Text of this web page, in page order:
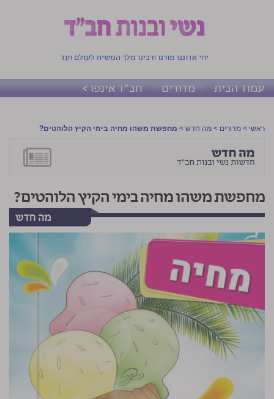
יחי אדוננו מורנו ורבינו מלך המשיח לעולם ועד
עמוד הבית מדורים חב"ד אינפו >
ראשי > מדורים > מה חדש > מחפשת משהו מחיה בימי הקיץ הלוהטים?
מחפשת משהו מחיה בימי הקיץ הלוהטים?